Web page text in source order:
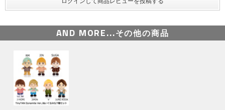
AND MORE...その他の商品